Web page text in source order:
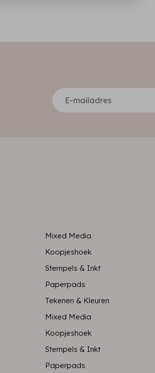
Mixed Media
Koopjeshoek
Stempels & Inkt
Paperpads
Tekenen & Kleuren
Mixed Media
Koopjeshoek
Stempels & Inkt
Paperpads